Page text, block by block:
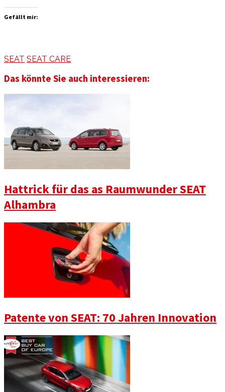
Gefällt mir:
SEAT SEAT CARE
Das könnte Sie auch interessieren:
Hattrick für das as Raumwunder SEAT
Alhambra
Patente von SEAT: 70 Jahren Innovation